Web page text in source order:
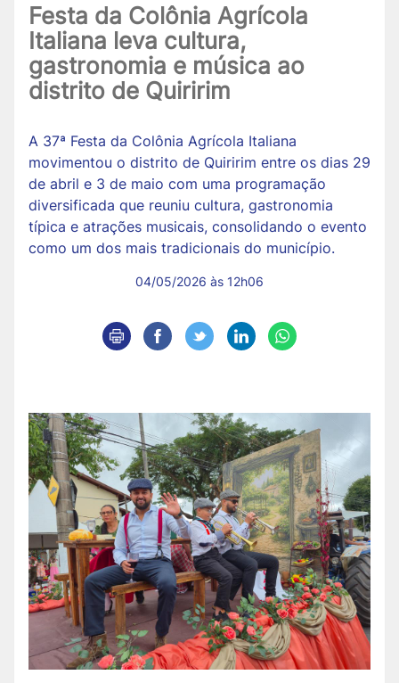
Festa da Colônia Agrícola
Italiana leva cultura,
gastronomia e música ao
distrito de Quiririm
A 37ª Festa da Colônia Agrícola Italiana
movimentou o distrito de Quiririm entre os dias 29
de abril e 3 de maio com uma programação
diversificada que reuniu cultura, gastronomia
típica e atrações musicais, consolidando o evento
como um dos mais tradicionais do município.
04/05/2026 às 12h06